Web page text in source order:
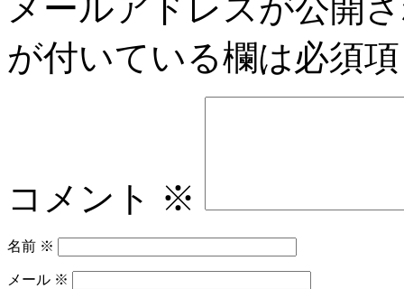
メールアドレスが公開
が付いている欄は必須
コメント ※
名前 ※
メール ※